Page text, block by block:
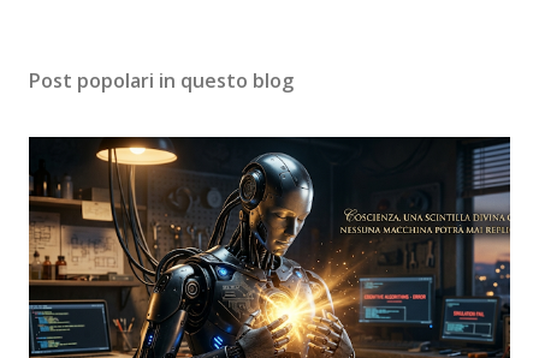
Post popolari in questo blog